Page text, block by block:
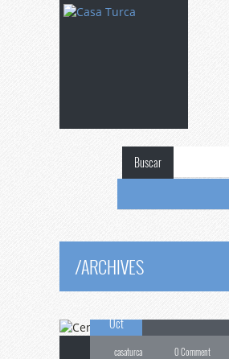
Buscar
/ARCHIVES
26
Oct
Cenade
casaturca 0 Comment